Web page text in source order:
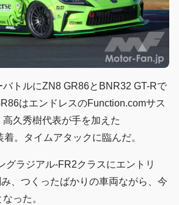
トルにZN8 GR86とBNR32 GT-Rで
はエンドレスのFunction.comサス
久秀樹代表が手を加えた
着。タイムアタックに臨んだ。
グラジアル-FR2クラスにエントリ
、つくったばかりの車両ながら、今
った。